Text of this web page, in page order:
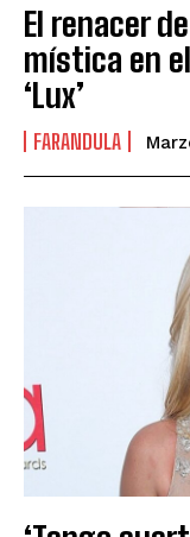
El renacer
mística en
‘Lux’
FARANDULA